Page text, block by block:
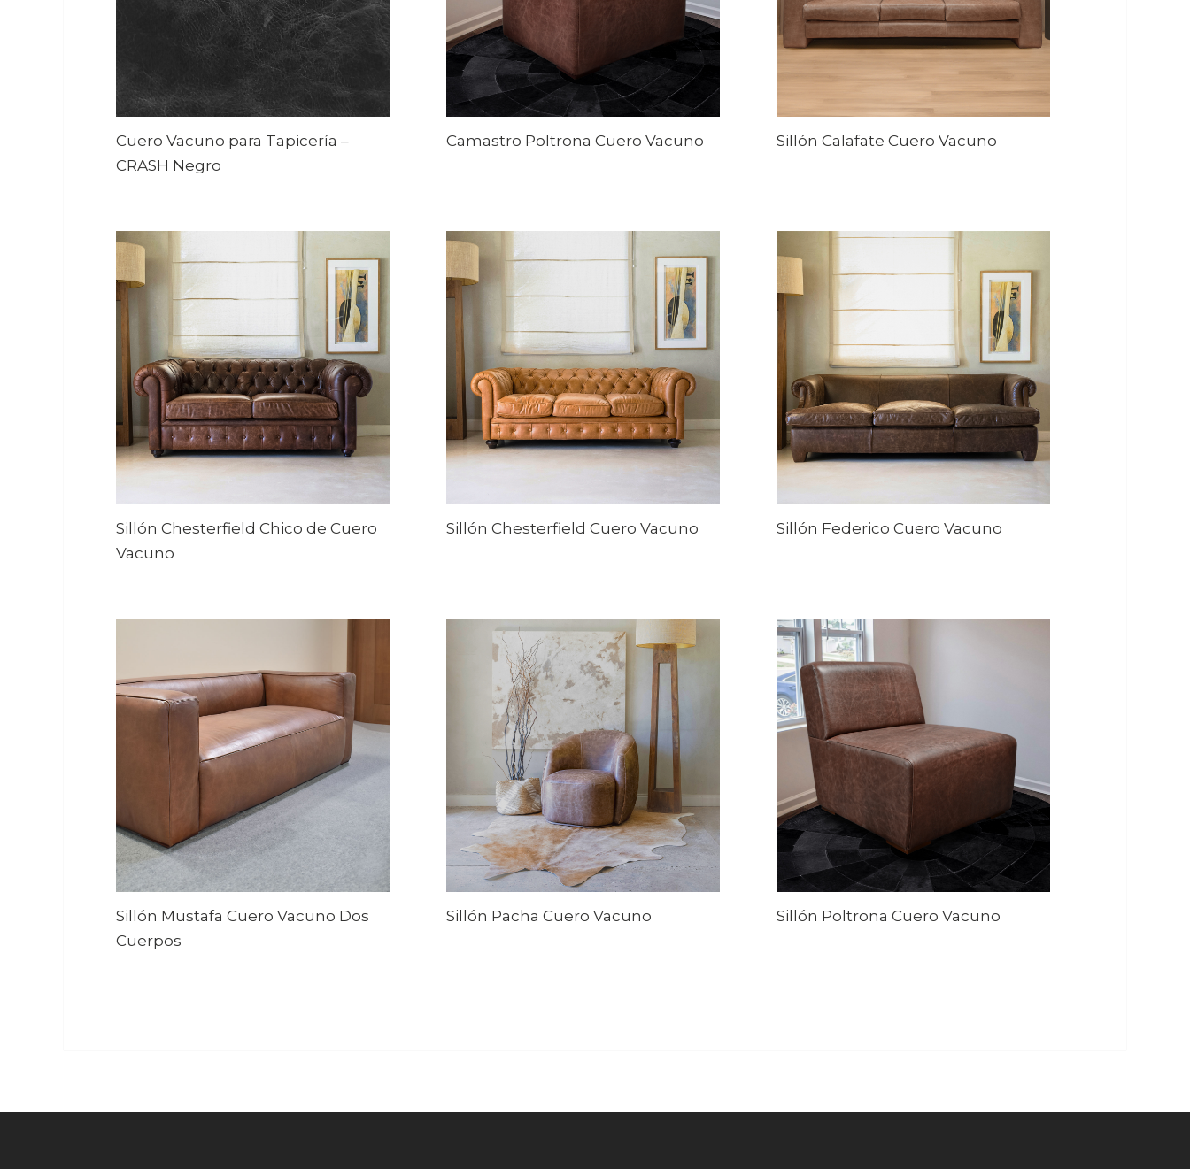
Cuero Vacuno para Tapicería –
CRASH Negro
Camastro Poltrona Cuero Vacuno Sillón Calafate Cuero Vacuno
Sillón Chesterfield Chico de Cuero
Vacuno
Sillón Chesterfield Cuero Vacuno Sillón Federico Cuero Vacuno
Sillón Mustafa Cuero Vacuno Dos
Cuerpos
Sillón Pacha Cuero Vacuno Sillón Poltrona Cuero Vacuno